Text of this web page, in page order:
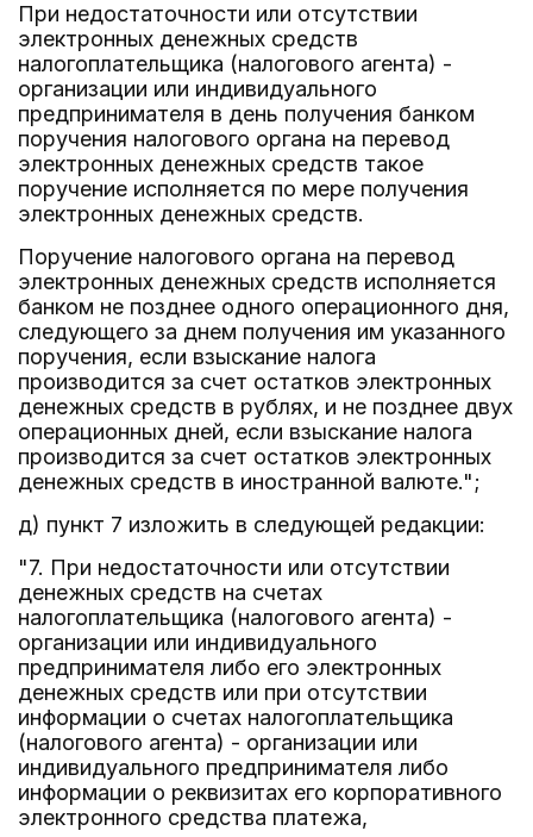
При недостаточности или отсутствии
электронных денежных средств
налогоплательщика (налогового агента) -
организации или индивидуального
предпринимателя в день получения банком
поручения налогового органа на перевод
электронных денежных средств такое
поручение исполняется по мере получения
электронных денежных средств.
Поручение налогового органа на перевод
электронных денежных средств исполняется
банком не позднее одного операционного дня,
следующего за днем получения им указанного
поручения, если взыскание налога
производится за счет остатков электронных
денежных средств в рублях, и не позднее двух
операционных дней, если взыскание налога
производится за счет остатков электронных
денежных средств в иностранной валюте.";
д) пункт 7 изложить в следующей редакции:
"7. При недостаточности или отсутствии
денежных средств на счетах
налогоплательщика (налогового агента) -
организации или индивидуального
предпринимателя либо его электронных
денежных средств или при отсутствии
информации о счетах налогоплательщика
(налогового агента) - организации или
индивидуального предпринимателя либо
информации о реквизитах его корпоративного
электронного средства платежа,